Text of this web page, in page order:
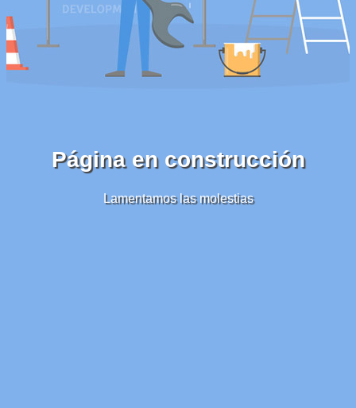
Página en construcción
Lamentamos las molestias